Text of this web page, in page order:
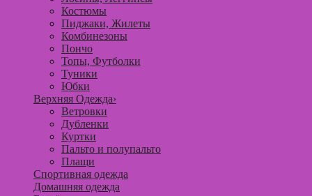
Костюмы
Пиджаки, Жилеты
Комбинезоны
Пончо
Топы, Футболки
Туники
Юбки
Верхняя Одежда›
Ветровки
Дубленки
Куртки
Пальто и полупальто
Плащи
Спортивная одежда
Домашняя одежда